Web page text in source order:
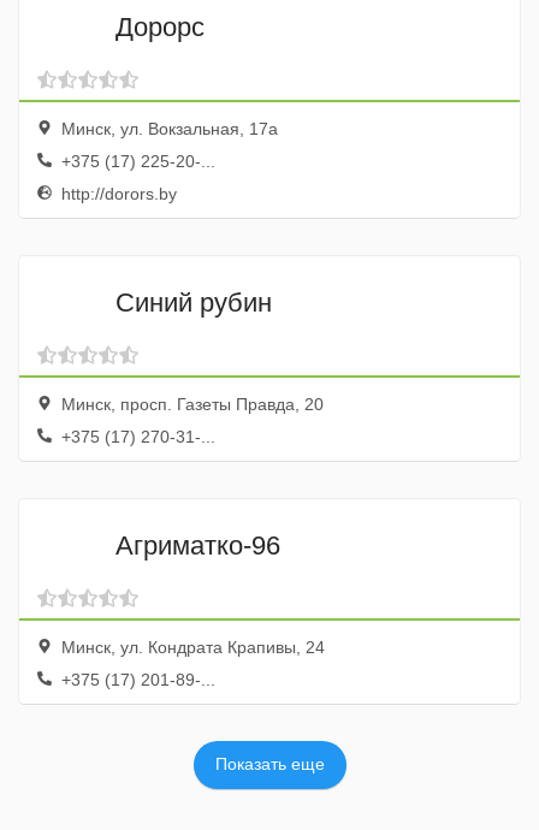
Дорорс
Минск, ул. Вокзальная, 17а
+375 (17) 225-20-...
http://dorors.by
Синий рубин
Минск, просп. Газеты Правда, 20
+375 (17) 270-31-...
Агриматко-96
Минск, ул. Кондрата Крапивы, 24
+375 (17) 201-89-...
Показать еще